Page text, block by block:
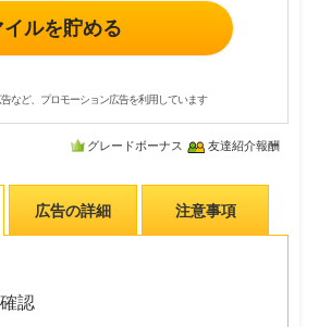
イルを貯める
など、プロモーション広告を利用しています
グレードボーナス 友達紹介報酬
広告の詳細 注意事項
認